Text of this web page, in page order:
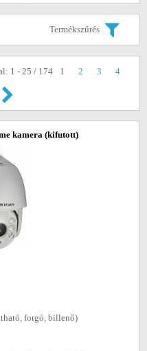
Termékszűrés
1 - 25 / 174 1 2 3 4
kamera (kifutott)
forgó, billenő)